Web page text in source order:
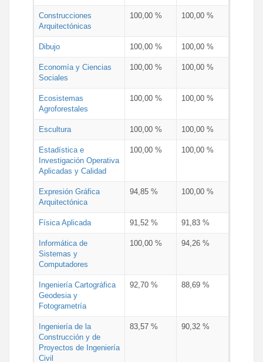
Construcciones
Arquitectónicas
100,00 % 100,00 %
Dibujo 100,00 % 100,00 %
Economía y Ciencias
Sociales
100,00 % 100,00 %
Ecosistemas
Agroforestales
100,00 % 100,00 %
Escultura 100,00 % 100,00 %
Estadística e
Investigación Operativa
Aplicadas y Calidad
100,00 % 100,00 %
Expresión Gráfica
Arquitectónica
94,85 % 100,00 %
Física Aplicada 91,52 % 91,83 %
Informática de
Sistemas y
Computadores
100,00 % 94,26 %
Ingeniería Cartográfica
Geodesia y
Fotogrametría
92,70 % 88,69 %
Ingeniería de la
Construcción y de
Proyectos de Ingeniería
Civil
83,57 % 90,32 %